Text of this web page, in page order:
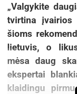
„Valgykite
tvirtina įvairios
šioms
lietuvis, o
mėsa daug
ekspertai
klaidingu